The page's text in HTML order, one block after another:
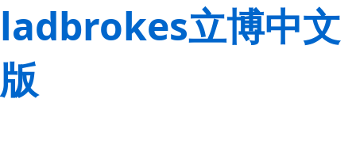
ladbrokes立博中文
版